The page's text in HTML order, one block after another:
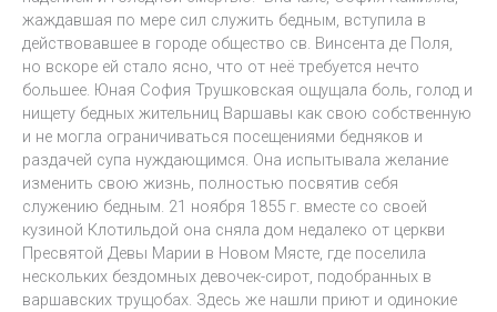
жаждавшая по мере сил служить бедным, вступила в
действовавшее в городе общество св. Винсента де Поля,
но вскоре ей стало ясно, что от неё требуется нечто
большее. Юная София Трушковская ощущала боль, голод и
нищету бедных жительниц Варшавы как свою собственную
и не могла ограничиваться посещениями бедняков и
раздачей супа нуждающимся. Она испытывала желание
изменить свою жизнь, полностью посвятив себя
служению бедным. 21 ноября 1855 г. вместе со своей
кузиной Клотильдой она сняла дом недалеко от церкви
Пресвятой Девы Марии в Новом Мясте, где поселила
нескольких бездомных девочек-сирот, подобранных в
варшавских трущобах. Здесь же нашли приют и одинокие